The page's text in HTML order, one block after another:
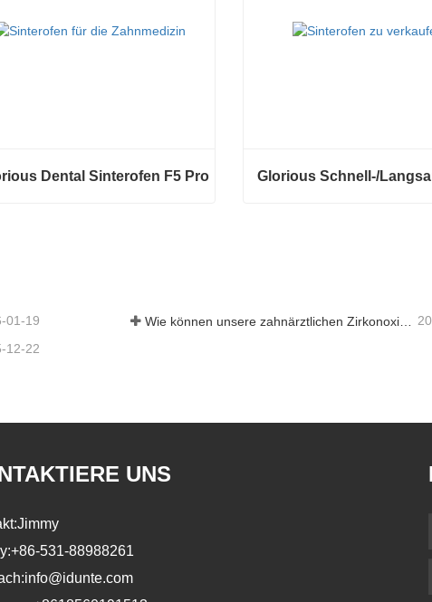
Dental Sinterofen F5 Pro
01-19 Wie können unsere zahnärztlichen Zirkonoxid-Werkstoffe zu Ihrem Erfolg beitragen?
12-22
UNS
Jimmy
+86-531-88988261
info@idunte.com